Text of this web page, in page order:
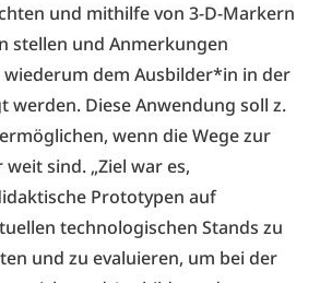
und mithilfe von 3-D-Markern
stellen und Anmerkungen
wiederum dem Ausbilder*in in der
werden. Diese Anwendung soll z.
wenn die Wege zur
sind. „Ziel war es,
Prototypen auf
technologischen Stands zu
und zu evaluieren, um bei der